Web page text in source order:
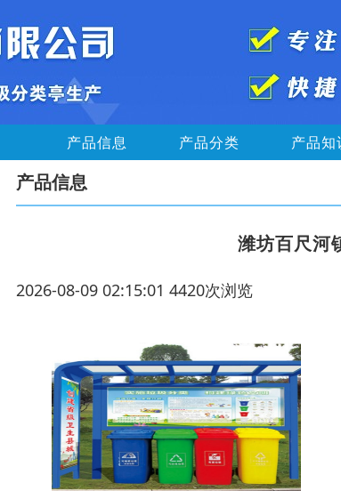
产品信息 产品分类 产品知
产品信息
潍坊百尺河
2026-08-09 02:15:01 4420次浏览